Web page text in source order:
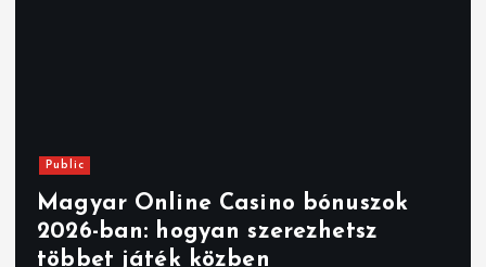
Public
Magyar Online Casino bónuszok
2026-ban: hogyan szerezhetsz
többet játék közben